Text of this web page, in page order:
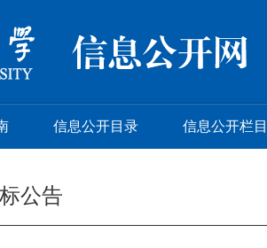
信息公开目录 信息公开栏目
公告